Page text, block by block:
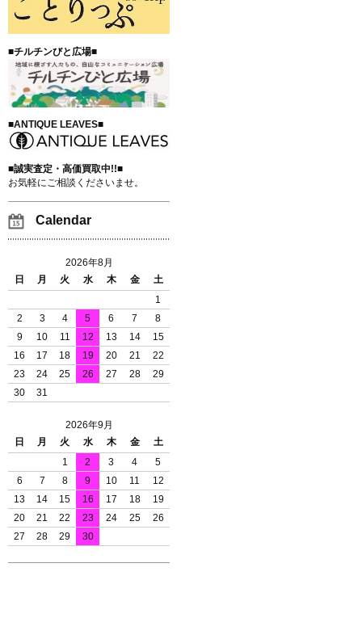
■チルチンびと広場■
■ANTIQUE LEAVES■
■誠実査定・高価買取中!!■
お気軽にご相談くださいませ。
Calendar
2026年8月
日
月 火 水 木 金
土
1
2
3 4 5 6 7
8
9
10 11 12 13 14
15
16
17 18 19 20 21
22
23
24 25 26 27 28
29
30
31
2026年9月
日
月 火 水 木 金
土
1
2 3 4
5
6
7 8 9 10 11
12
13
14 15 16 17 18
19
20
21 22 23 24 25
26
27
28 29 30